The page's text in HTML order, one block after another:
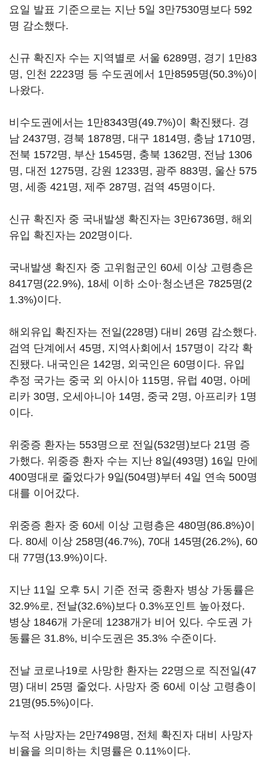
요일 발표 기준으로는 지난 5일 3만7530명보다 592
명 감소했다.
신규 확진자 수는 지역별로 서울 6289명, 경기 1만83
명, 인천 2223명 등 수도권에서 1만8595명(50.3%)이
나왔다.
비수도권에서는 1만8343명(49.7%)이 확진됐다. 경
남 2437명, 경북 1878명, 대구 1814명, 충남 1710명,
전북 1572명, 부산 1545명, 충북 1362명, 전남 1306
명, 대전 1275명, 강원 1233명, 광주 883명, 울산 575
명, 세종 421명, 제주 287명, 검역 45명이다.
신규 확진자 중 국내발생 확진자는 3만6736명, 해외
유입 확진자는 202명이다.
국내발생 확진자 중 고위험군인 60세 이상 고령층은
8417명(22.9%), 18세 이하 소아·청소년은 7825명(2
1.3%)이다.
해외유입 확진자는 전일(228명) 대비 26명 감소했다.
검역 단계에서 45명, 지역사회에서 157명이 각각 확
진됐다. 내국인은 142명, 외국인은 60명이다. 유입
추정 국가는 중국 외 아시아 115명, 유럽 40명, 아메
리카 30명, 오세아니아 14명, 중국 2명, 아프리카 1명
이다.
위중증 환자는 553명으로 전일(532명)보다 21명 증
가했다. 위중증 환자 수는 지난 8일(493명) 16일 만에
400명대로 줄었다가 9일(504명)부터 4일 연속 500명
대를 이어갔다.
위중증 환자 중 60세 이상 고령층은 480명(86.8%)이
다. 80세 이상 258명(46.7%), 70대 145명(26.2%), 60
대 77명(13.9%)이다.
지난 11일 오후 5시 기준 전국 중환자 병상 가동률은
32.9%로, 전날(32.6%)보다 0.3%포인트 높아졌다.
병상 1846개 가운데 1238개가 비어 있다. 수도권 가
동률은 31.8%, 비수도권은 35.3% 수준이다.
전날 코로나19로 사망한 환자는 22명으로 직전일(47
명) 대비 25명 줄었다. 사망자 중 60세 이상 고령층이
21명(95.5%)이다.
누적 사망자는 2만7498명, 전체 확진자 대비 사망자
비율을 의미하는 치명률은 0.11%이다.